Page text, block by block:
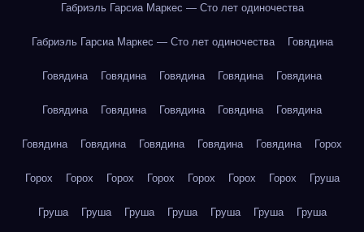
Габриэль Гарсиа Маркес — Сто лет одиночества
Габриэль Гарсиа Маркес — Сто лет одиночества Говядина
Говядина Говядина Говядина Говядина Говядина
Говядина Говядина Говядина Говядина Говядина
Говядина Говядина Говядина Говядина Говядина Горох
Горох Горох Горох Горох Горох Горох Горох Груша
Груша Груша Груша Груша Груша Груша Груша